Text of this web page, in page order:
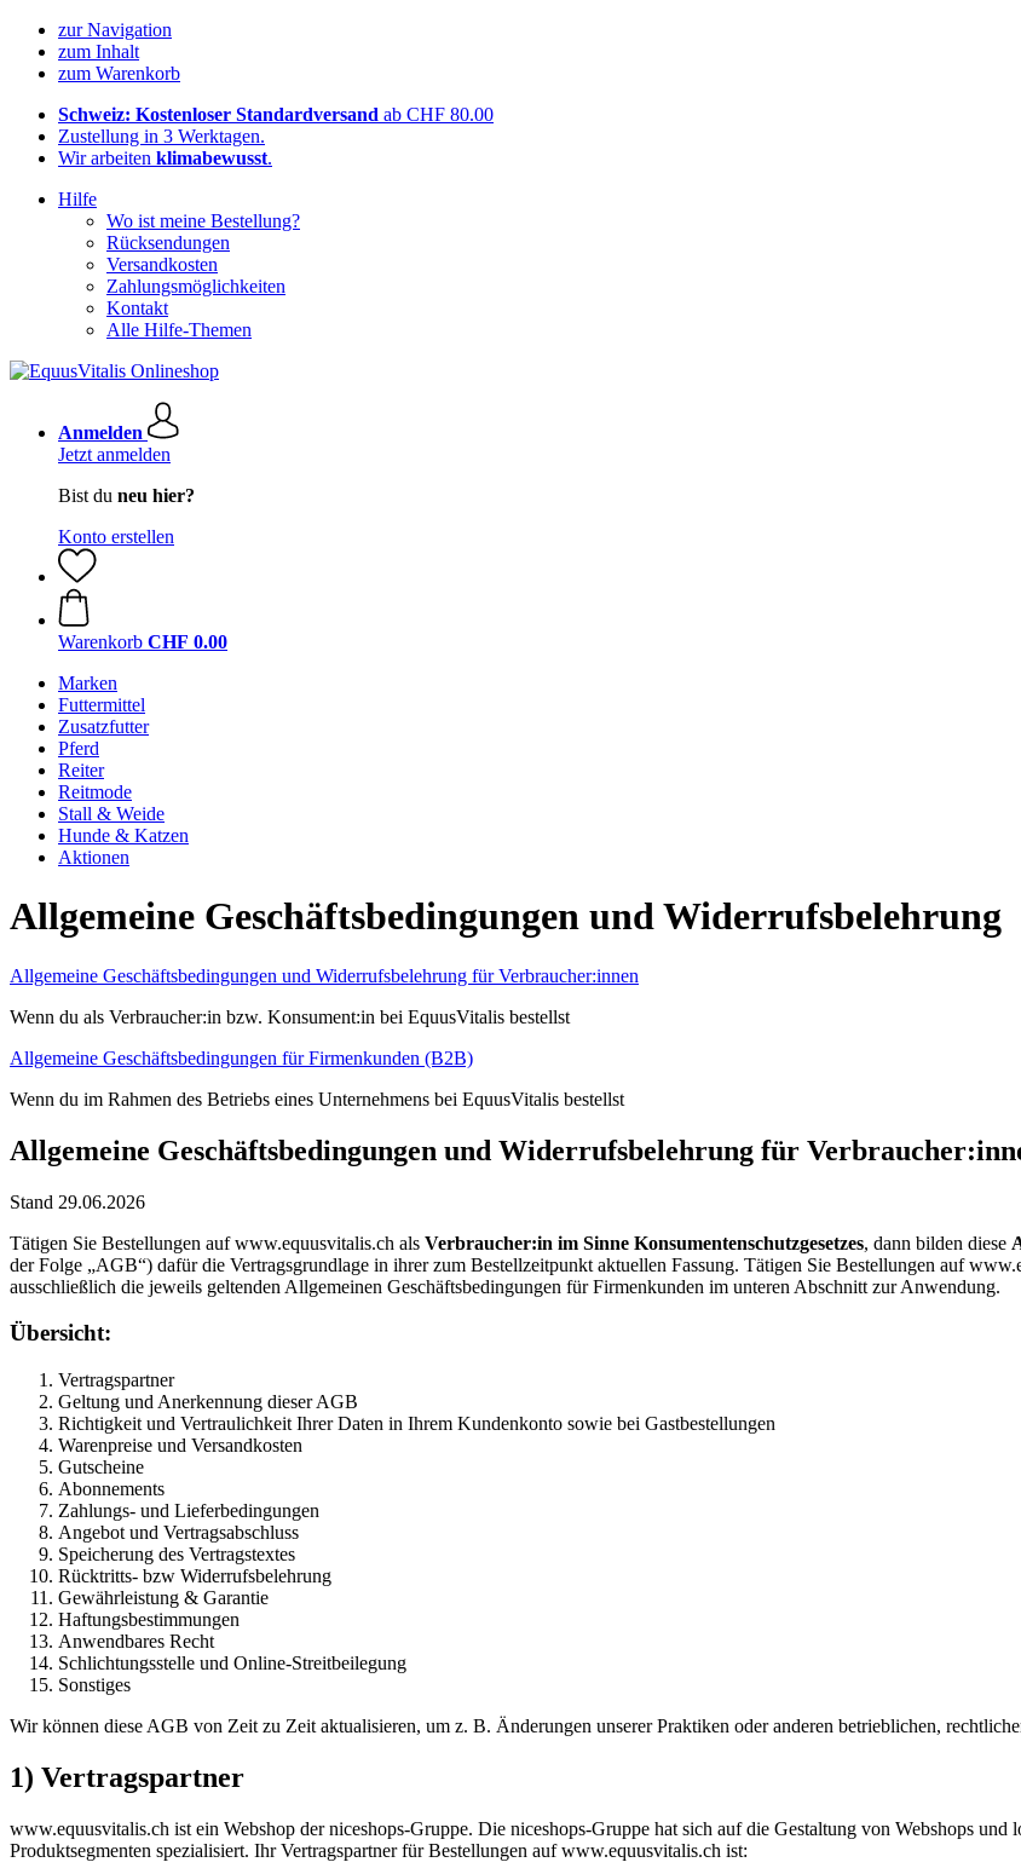
zur Navigation
zum Inhalt
zum Warenkorb
Schweiz: Kostenloser Standardversand ab CHF 80.00
Zustellung in 3 Werktagen.
Wir arbeiten klimabewusst.
Hilfe
Wo ist meine Bestellung?
Rücksendungen
Versandkosten
Zahlungsmöglichkeiten
Kontakt
Alle Hilfe-Themen
Anmelden
Jetzt anmelden
Bist du neu hier?
Konto erstellen
Warenkorb CHF 0.00
Marken
Futtermittel
Zusatzfutter
Pferd
Reiter
Reitmode
Stall & Weide
Hunde & Katzen
Aktionen
Allgemeine Geschäftsbedingungen und Widerrufsbelehrung
Allgemeine Geschäftsbedingungen und Widerrufsbelehrung für Verbraucher:innen
Wenn du als Verbraucher:in bzw. Konsument:in bei EquusVitalis bestellst
Allgemeine Geschäftsbedingungen für Firmenkunden (B2B)
Wenn du im Rahmen des Betriebs eines Unternehmens bei EquusVitalis bestellst
Allgemeine Geschäftsbedingungen und Widerrufsbelehrung für
Stand 29.06.2026
Tätigen Sie Bestellungen auf www.equusvitalis.ch als Verbraucher:in im Sinne Konsumentenschutzgesetzes, dann bilden diese
der Folge „AGB“) dafür die Vertragsgrundlage in ihrer zum Bestellzeitpunkt aktuellen Fassung. Tätigen Sie Bestellungen auf
ausschließlich die jeweils geltenden Allgemeinen Geschäftsbedingungen für Firmenkunden im unteren Abschnitt zur Anwendung.
Übersicht:
Vertragspartner
Geltung und Anerkennung dieser AGB
Richtigkeit und Vertraulichkeit Ihrer Daten in Ihrem Kundenkonto sowie bei Gastbestellungen
Warenpreise und Versandkosten
Gutscheine
Abonnements
Zahlungs- und Lieferbedingungen
Angebot und Vertragsabschluss
Speicherung des Vertragstextes
Rücktritts- bzw Widerrufsbelehrung
Gewährleistung & Garantie
Haftungsbestimmungen
Anwendbares Recht
Schlichtungsstelle und Online-Streitbeilegung
Sonstiges
Wir können diese AGB von Zeit zu Zeit aktualisieren, um z. B. Änderungen unserer Praktiken oder anderen betrieblichen,
1) Vertragspartner
www.equusvitalis.ch ist ein Webshop der niceshops-Gruppe. Die niceshops-Gruppe hat sich auf die Gestaltung von Webshops
Produktsegmenten spezialisiert. Ihr Vertragspartner für Bestellungen auf www.equusvitalis.ch ist: